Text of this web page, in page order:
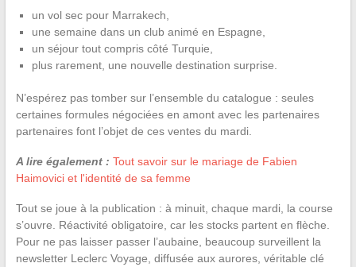
un vol sec pour Marrakech,
une semaine dans un club animé en Espagne,
un séjour tout compris côté Turquie,
plus rarement, une nouvelle destination surprise.
N’espérez pas tomber sur l’ensemble du catalogue : seules
certaines formules négociées en amont avec les partenaires
partenaires font l’objet de ces ventes du mardi.
A lire également : Tout savoir sur le mariage de Fabien
Haimovici et l'identité de sa femme
Tout se joue à la publication : à minuit, chaque mardi, la course
s’ouvre. Réactivité obligatoire, car les stocks partent en flèche.
Pour ne pas laisser passer l’aubaine, beaucoup surveillent la
newsletter Leclerc Voyage, diffusée aux aurores, véritable clé